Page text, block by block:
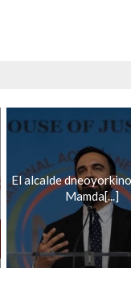
El alcalde
Mamda[...]